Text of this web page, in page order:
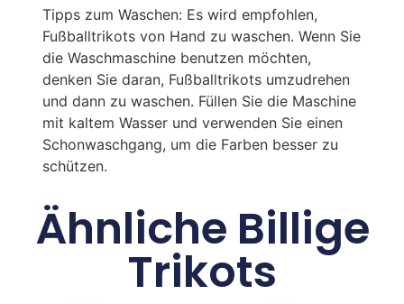
Tipps zum Waschen: Es wird empfohlen,
Fußballtrikots von Hand zu waschen. Wenn Sie
die Waschmaschine benutzen möchten,
denken Sie daran, Fußballtrikots umzudrehen
und dann zu waschen. Füllen Sie die Maschine
mit kaltem Wasser und verwenden Sie einen
Schonwaschgang, um die Farben besser zu
schützen.
Ähnliche Billige
Trikots